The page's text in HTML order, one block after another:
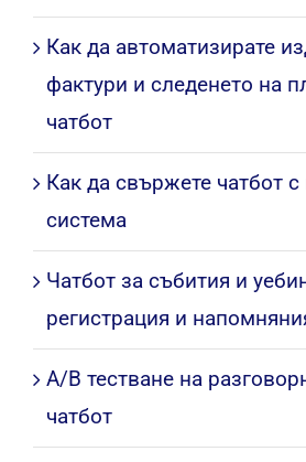
Как да автоматизирате
фактури и следенето на
чатбот
Как да свържете чатбот
система
Чатбот за събития и
регистрация и
A/B тестване на
чатбот